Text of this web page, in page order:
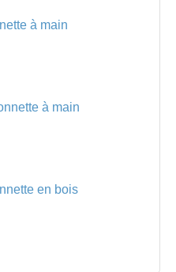
à main
à main
en bois